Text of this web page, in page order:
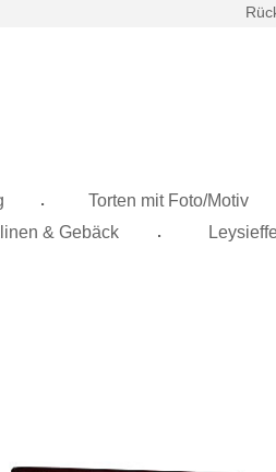
. Torten mit Foto/Motiv
& Gebäck .